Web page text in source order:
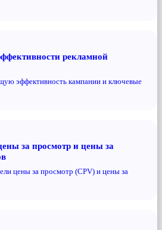
рекламной
эффективность кампании и ключевые
за просмотр и цены за
цены за просмотр (CPV) и цены за